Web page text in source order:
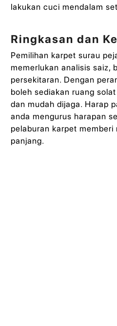
lakukan cuci mendalam
Ringkasan dan
Pemilihan karpet surau
memerlukan analisis saiz,
persekitaran. Dengan
boleh sediakan ruang
dan mudah dijaga. Harap
anda mengurus harapan
pelaburan karpet memberi
panjang.